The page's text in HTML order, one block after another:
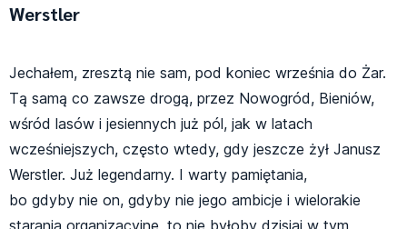
Werstler
Jechałem, zresztą nie sam, pod koniec września do Żar.
Tą samą co zawsze drogą, przez Nowogród, Bieniów,
wśród lasów i jesiennych już pól, jak w latach
wcześniejszych, często wtedy, gdy jeszcze żył Janusz
Werstler. Już legendarny. I warty pamiętania,
bo gdyby nie on, gdyby nie jego ambicje i wielorakie